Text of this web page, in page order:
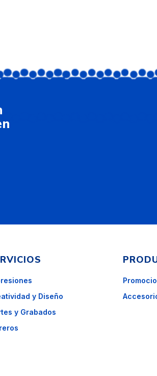
y Diseño
y Grabados